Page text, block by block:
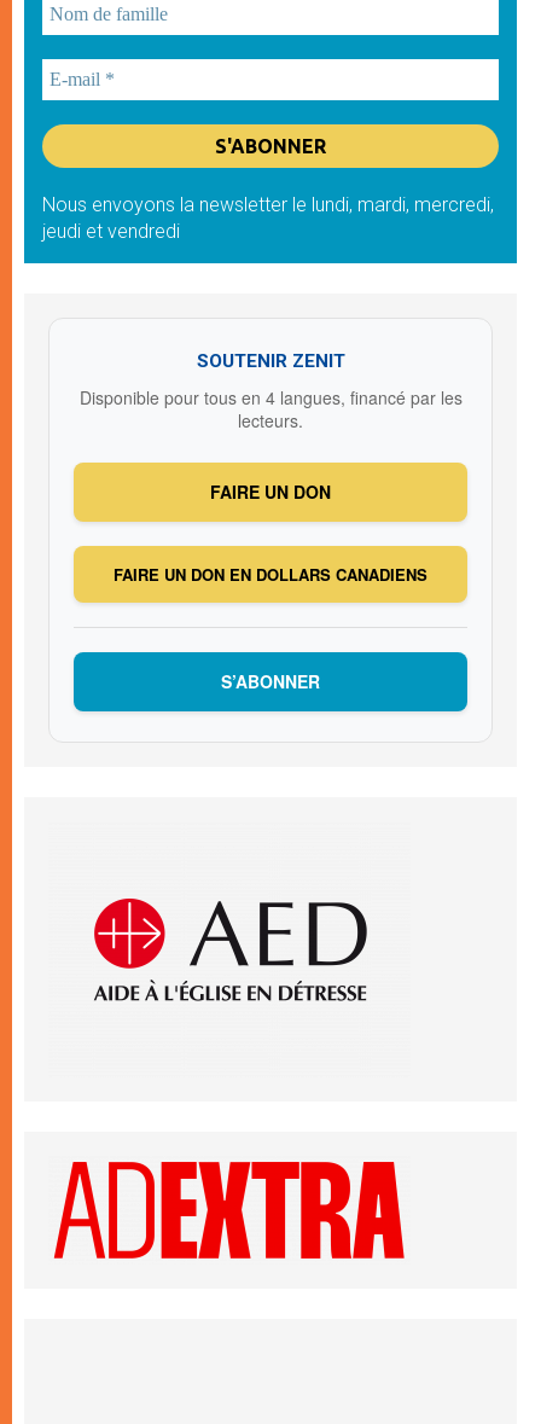
Nous envoyons la newsletter le lundi, mardi, mercredi,
jeudi et vendredi
SOUTENIR ZENIT
Disponible pour tous en 4 langues, financé par les
lecteurs.
FAIRE UN DON
FAIRE UN DON EN DOLLARS CANADIENS
S’ABONNER